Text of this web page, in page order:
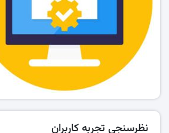
نظرسنجی تجربه کاربران